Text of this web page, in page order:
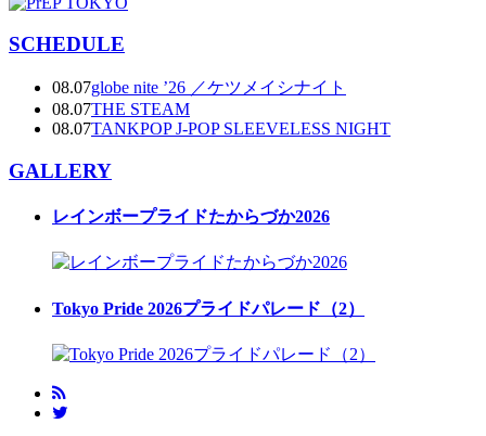
SCHEDULE
08.07globe nite ’26 ／ケツメイシナイト
08.07THE STEAM
08.07TANKPOP J-POP SLEEVELESS NIGHT
GALLERY
レインボープライドたからづか2026
Tokyo Pride 2026プライドパレード（2）